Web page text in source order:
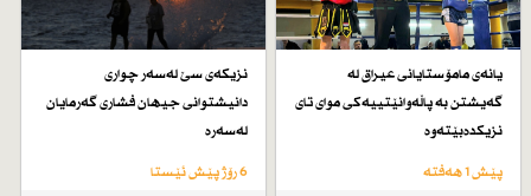
یانەی مامۆستایانی عیراق لە
گەیشتن بە پاڵەوانێتییەكی موای تای
نزیكدەبێتەوە
پێش 1 هەفتە
نزیكەی سێ لەسەر چواری
دانیشتوانی جیهان فشاری گەرمایان
لەسەرە
6 رۆژ پێش ئێستا